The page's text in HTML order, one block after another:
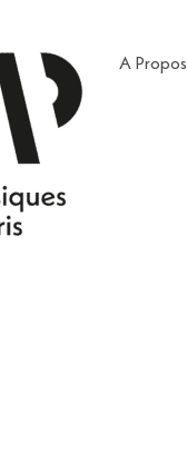
A Propos